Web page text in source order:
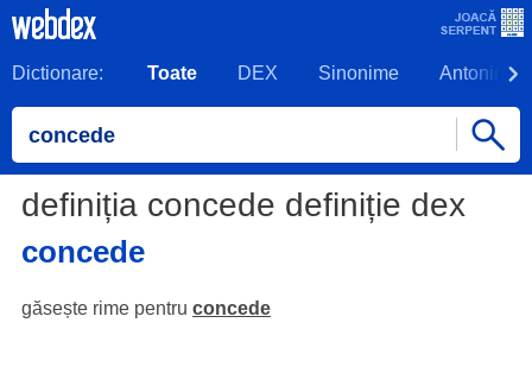
Dictionare: Toate DEX Sinonime Antonime
definiția concede definiție dex
concede
găsește rime pentru concede